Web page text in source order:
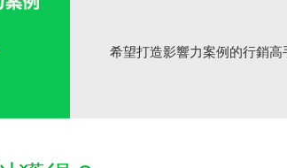
希望打造影響力案例的行銷高